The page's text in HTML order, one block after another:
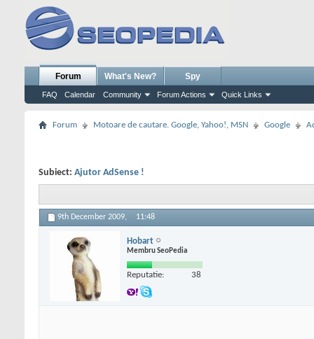
Forum
FAQ Calendar Community Forum Actions Quick Links
What's New? Spy
Forum Motoare de cautare. Google, Yahoo!, MSN Google
Subiect: Ajutor AdSense !
9th December 2009, 11:48
Hobart
Membru SeoPedia
Reputatie: 38